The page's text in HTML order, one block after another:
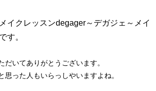
イクレッスンdegager～デガジェ～メイ
す。
だいてありがとうございます。
思った人もいらっしやいますよね。